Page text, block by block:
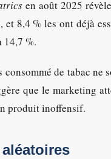
en août 2025
8,4 % les ont déjà
14,7 %.
de tabac
que le marketing
produit inoffensif.